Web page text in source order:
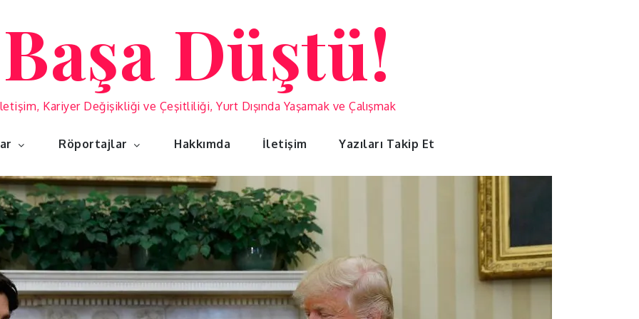
Düştü!
Kariyer Değişikliği ve Çeşitliliği, Yurt Dışında Yaşamak ve Çalışmak
Röportajlar Hakkımda İletişim Yazıları Takip Et